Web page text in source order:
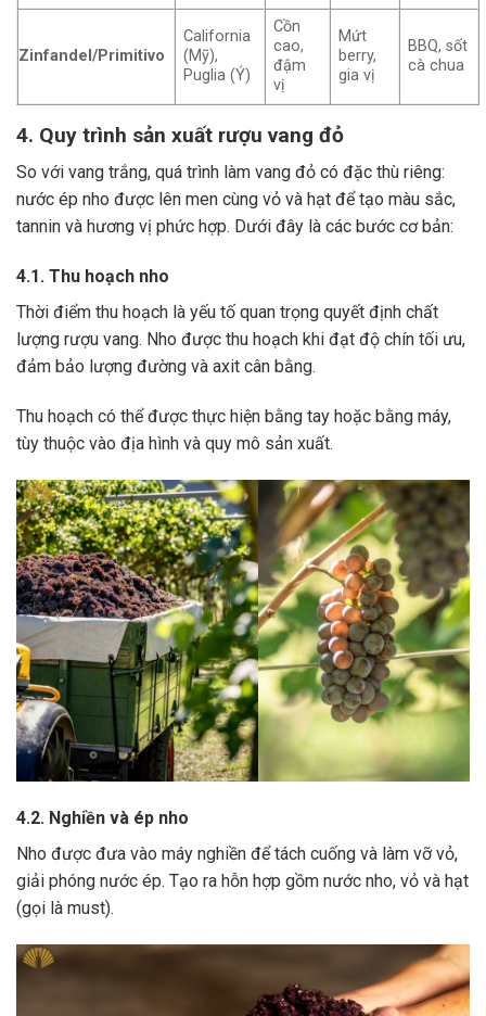
Zinfandel/Primitivo
California
(Mỹ),
Puglia (Ý)
Cồn
cao,
đậm
vị
Mứt
berry,
gia vị
BBQ, sốt
cà chua
4. Quy trình sản xuất rượu vang đỏ
So với vang trắng, quá trình làm vang đỏ có đặc thù riêng:
nước ép nho được lên men cùng vỏ và hạt để tạo màu sắc,
tannin và hương vị phức hợp. Dưới đây là các bước cơ bản:
4.1. Thu hoạch nho
Thời điểm thu hoạch là yếu tố quan trọng quyết định chất
lượng rượu vang. Nho được thu hoạch khi đạt độ chín tối ưu,
đảm bảo lượng đường và axit cân bằng.
Thu hoạch có thể được thực hiện bằng tay hoặc bằng máy,
tùy thuộc vào địa hình và quy mô sản xuất.
4.2. Nghiền và ép nho
Nho được đưa vào máy nghiền để tách cuống và làm vỡ vỏ,
giải phóng nước ép. Tạo ra hỗn hợp gồm nước nho, vỏ và hạt
(gọi là must).